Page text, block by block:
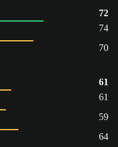
72
74
70
61
61
59
64